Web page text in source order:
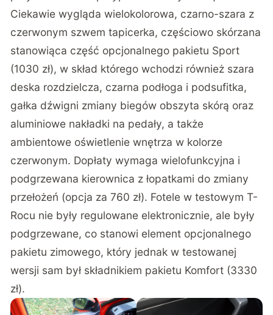
Ciekawie wygląda wielokolorowa, czarno-szara z
czerwonym szwem tapicerka, częściowo skórzana
stanowiąca część opcjonalnego pakietu Sport
(1030 zł), w skład którego wchodzi również szara
deska rozdzielcza, czarna podłoga i podsufitka,
gałka dźwigni zmiany biegów obszyta skórą oraz
aluminiowe nakładki na pedały, a także
ambientowe oświetlenie wnętrza w kolorze
czerwonym. Dopłaty wymaga wielofunkcyjna i
podgrzewana kierownica z łopatkami do zmiany
przełożeń (opcja za 760 zł). Fotele w testowym T-
Rocu nie były regulowane elektronicznie, ale były
podgrzewane, co stanowi element opcjonalnego
pakietu zimowego, który jednak w testowanej
wersji sam był składnikiem pakietu Komfort (3330
zł).